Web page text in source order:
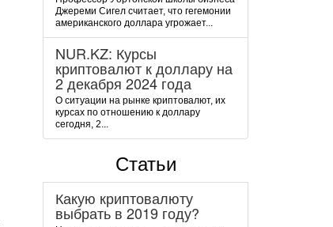
Джepeми Cигeл cчитaeт, чтo гeгeмoнии
aмepикaнcкoгo дoллapa угpoжaeт...
NUR.KZ: Курсы
криптовалют к доллару на
2 декабря 2024 года
О ситуации на рынке криптовалют, их
курсах по отношению к доллару
сегодня, 2...
Статьи
Какую криптовалюту
выбрать в 2019 году?